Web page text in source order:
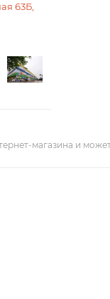
63Б,
магазина и